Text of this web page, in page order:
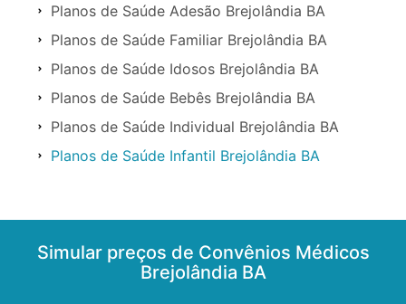
Planos de Saúde Adesão Brejolândia BA
Planos de Saúde Familiar Brejolândia BA
Planos de Saúde Idosos Brejolândia BA
Planos de Saúde Bebês Brejolândia BA
Planos de Saúde Individual Brejolândia BA
Planos de Saúde Infantil Brejolândia BA
Simular preços de Convênios Médicos
Brejolândia BA